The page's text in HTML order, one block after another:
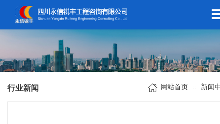
网站首页 :: 新闻
行业新闻